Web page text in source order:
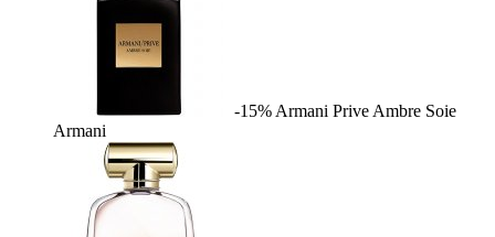
-15% Armani Prive Ambre Soie
Armani